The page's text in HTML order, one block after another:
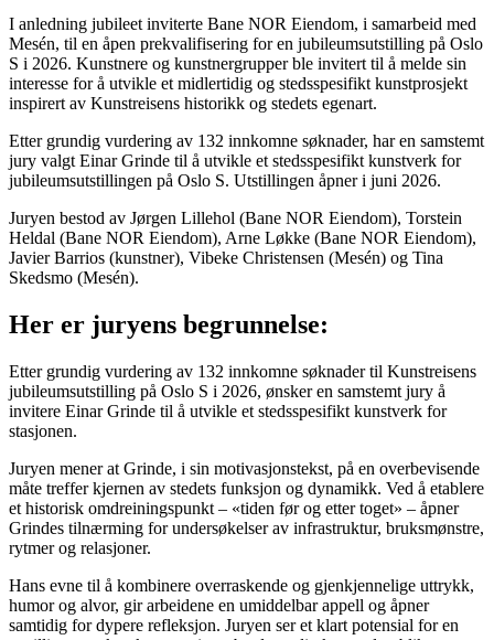
I anledning jubileet inviterte Bane NOR Eiendom, i samarbeid med
Mesén, til en åpen prekvalifisering for en jubileumsutstilling på Oslo
S i 2026. Kunstnere og kunstnergrupper ble invitert til å melde sin
interesse for å utvikle et midlertidig og stedsspesifikt kunstprosjekt
inspirert av Kunstreisens historikk og stedets egenart.
Etter grundig vurdering av 132 innkomne søknader, har en samstemt
jury valgt Einar Grinde til å utvikle et stedsspesifikt kunstverk for
jubileumsutstillingen på Oslo S. Utstillingen åpner i juni 2026.
Juryen bestod av Jørgen Lillehol (Bane NOR Eiendom), Torstein
Heldal (Bane NOR Eiendom), Arne Løkke (Bane NOR Eiendom),
Javier Barrios (kunstner), Vibeke Christensen (Mesén) og Tina
Skedsmo (Mesén).
Her er juryens begrunnelse:
Etter grundig vurdering av 132 innkomne søknader til Kunstreisens
jubileumsutstilling på Oslo S i 2026, ønsker en samstemt jury å
invitere Einar Grinde til å utvikle et stedsspesifikt kunstverk for
stasjonen.
Juryen mener at Grinde, i sin motivasjonstekst, på en overbevisende
måte treffer kjernen av stedets funksjon og dynamikk. Ved å etablere
et historisk omdreiningspunkt – «tiden før og etter toget» – åpner
Grindes tilnærming for undersøkelser av infrastruktur, bruksmønstre,
rytmer og relasjoner.
Hans evne til å kombinere overraskende og gjenkjennelige uttrykk,
humor og alvor, gir arbeidene en umiddelbar appell og åpner
samtidig for dypere refleksjon. Juryen ser et klart potensial for en